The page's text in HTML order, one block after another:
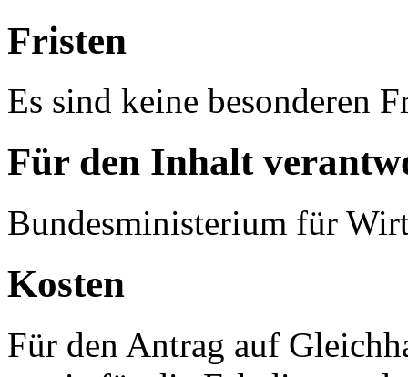
Fristen
Es sind keine besonderen
Für den Inhalt
Bundesministerium für
Kosten
Für den Antrag auf